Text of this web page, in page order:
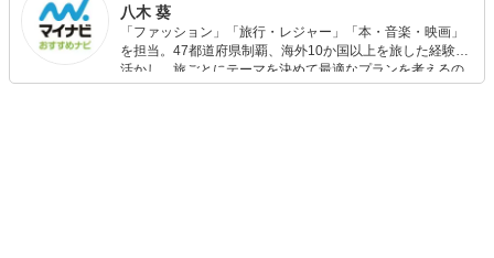
八木 葵
「ファッション」「旅行・レジャー」「本・音楽・映画」
を担当。47都道府県制覇、海外10か国以上を旅した経験を
活かし、旅ごとにテーマを決めて最適なプランを考えるの
が得意。また、アパレルショップでの販売経験もあり。誰